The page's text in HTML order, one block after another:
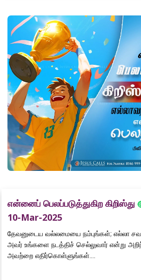
என்னைப் பெலப்படுத்துகிற கிறிஸ்து
10-Mar-2025
தேவனுடைய வல்லமையை நம்புங்கள்; எல்லா
அவர் உங்களை நடத்திச் செல்லுவார் என்று
அவற்றை எதிர்கொள்ளுங்கள்....